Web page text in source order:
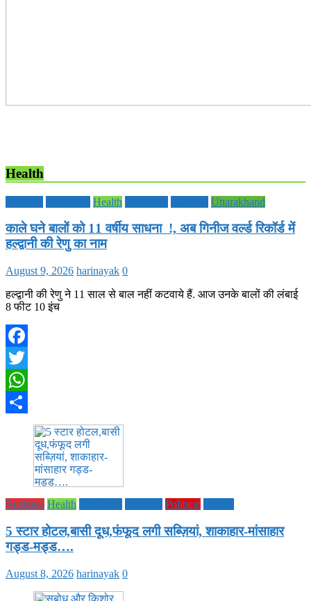
Health
Health Uttarakhand
काले घने बालों को 11 वर्षीय साधना !, अब गिनीज वर्ल्ड रिकॉर्ड में
हल्द्वानी की रेणु का नाम
August 9, 2026 harinayak 0
हल्द्वानी की रेणु ने 11 साल से बाल नहीं कटवाये हैं. आज उनके बालों की लंबाई
8 फीट 10 इंच
Facebook
Twitter
WhatsApp
Business Health Political
5 स्टार होटल,बासी दूध,फंफूद लगी सब्ज़ियां, शाकाहार-मांसाहार
गड्ड-मड्ड….
August 8, 2026 harinayak 0